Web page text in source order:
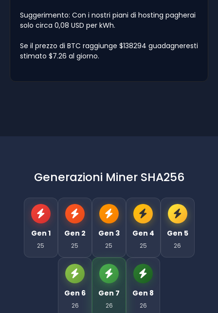
Suggerimento: Con i nostri piani di hosting pagherai
solo circa 0,08 USD per kWh.
Se il prezzo di BTC raggiunge $138294 guadagneresti
stimato $7.26 al giorno.
Generazioni Miner SHA256
Gen 1
25
Gen 2
25
Gen 3
25
Gen 4
25
Gen 5
26
Gen 6
26
Gen 7
26
Gen 8
26